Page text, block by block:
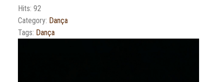
Hits: 92
Category: Dança
Tags: Dança